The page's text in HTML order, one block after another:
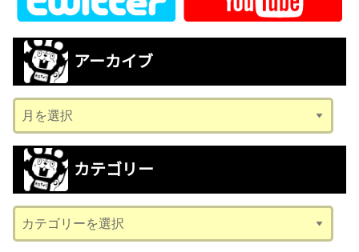
アーカイブ
ー
カ
ブ
カテゴリー
テ